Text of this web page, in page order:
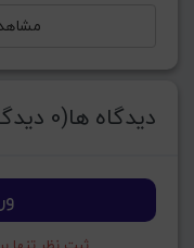
دیدگاه ها(0 دیدگاه)